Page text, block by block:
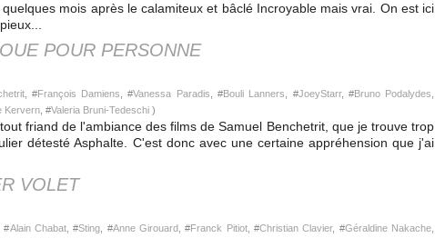
mois après le calamiteux et bâclé Incroyable mais vrai. On est ici
POUR PERSONNE
, #François Damiens , #Vanessa Paradis , #Bouli Lanners , #JoeyStarr, #Bruno Podalydes
Kervern , #Valeria Bruni-Tedeschi )
friand de l'ambiance des films de Samuel Benchetrit, que je trouve trop
détesté Asphalte. C'est donc avec une certaine appréhension que j'ai
VOLET
#Alain Chabat, #Sting , #Anne Girouard, #Franck Pitiot, #Christian Clavier, #Géraldine Nakache